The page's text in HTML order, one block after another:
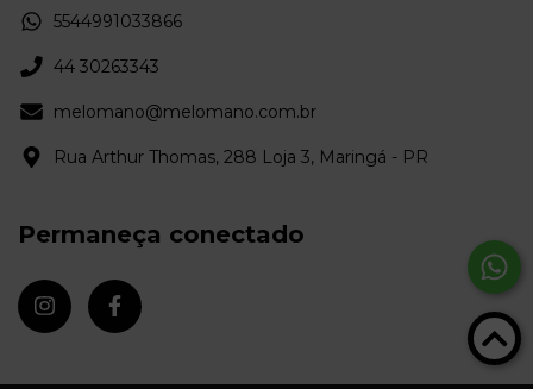
5544991033866
44 30263343
melomano@melomano.com.br
Rua Arthur Thomas, 288 Loja 3, Maringá - PR
Permaneça conectado